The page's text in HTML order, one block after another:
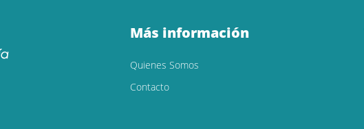
Más información
Quienes Somos
Contacto